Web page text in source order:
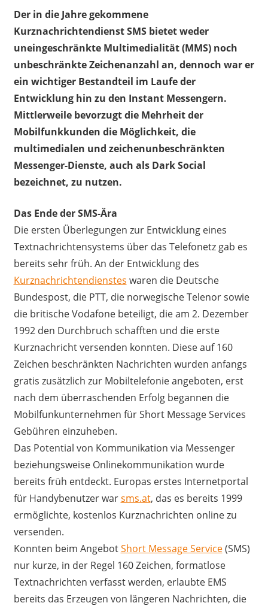
Der in die Jahre gekommene
Kurznachrichtendienst SMS bietet weder
uneingeschränkte Multimedialität (MMS) noch
unbeschränkte Zeichenanzahl an, dennoch war er
ein wichtiger Bestandteil im Laufe der
Entwicklung hin zu den Instant Messengern.
Mittlerweile bevorzugt die Mehrheit der
Mobilfunkkunden die Möglichkeit, die
multimedialen und zeichenunbeschränkten
Messenger-Dienste, auch als Dark Social
bezeichnet, zu nutzen.
Das Ende der SMS-Ära
Die ersten Überlegungen zur Entwicklung eines
Textnachrichtensystems über das Telefonetz gab es
bereits sehr früh. An der Entwicklung des
Kurznachrichtendienstes waren die Deutsche
Bundespost, die PTT, die norwegische Telenor sowie
die britische Vodafone beteiligt, die am 2. Dezember
1992 den Durchbruch schafften und die erste
Kurznachricht versenden konnten. Diese auf 160
Zeichen beschränkten Nachrichten wurden anfangs
gratis zusätzlich zur Mobiltelefonie angeboten, erst
nach dem überraschenden Erfolg begannen die
Mobilfunkunternehmen für Short Message Services
Gebühren einzuheben.
Das Potential von Kommunikation via Messenger
beziehungsweise Onlinekommunikation wurde
bereits früh entdeckt. Europas erstes Internetportal
für Handybenutzer warsms.at, das es bereits 1999
ermöglichte, kostenlos Kurznachrichten online zu
versenden.
Konnten beim AngebotShort Message Service(SMS)
nur kurze, in der Regel 160 Zeichen, formatlose
Textnachrichten verfasst werden, erlaubte EMS
bereits das Erzeugen von längeren Nachrichten, die